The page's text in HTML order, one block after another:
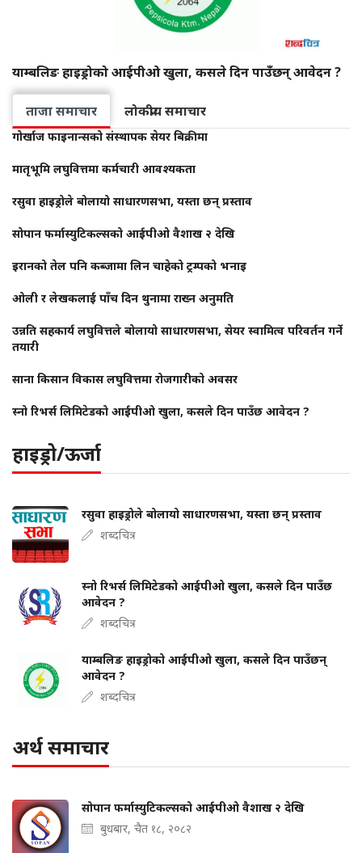
याम्बलिङ हाइड्रोको आईपीओ खुला, कसले दिन पाउँछन् आवेदन ?
ताजा समाचार लोकप्रीय समाचार
गोर्खाज फाइनान्सको संस्थापक सेयर बिक्रीमा
मातृभूमि लघुवित्तमा कर्मचारी आवश्यकता
रसुवा हाइड्रोले बोलायो साधारणसभा, यस्ता छन् प्रस्ताव
सोपान फर्मास्युटिकल्सको आईपीओ वैशाख २ देखि
इरानको तेल पनि कब्जामा लिन चाहेको ट्रम्पको भनाइ
ओली र लेखकलाई पाँच दिन थुनामा राख्न अनुमति
उन्नति सहकार्य लघुवित्तले बोलायो साधारणसभा, सेयर स्वामित्व परिवर्तन गर्ने
तयारी
साना किसान विकास लघुवित्तमा रोजगारीको अवसर
स्नो रिभर्स लिमिटेडको आईपीओ खुला, कसले दिन पाउँछ आवेदन ?
हाइड्रो/ऊर्जा
रसुवा हाइड्रोले बोलायो साधारणसभा, यस्ता छन् प्रस्ताव
शब्दचित्र
स्नो रिभर्स लिमिटेडको आईपीओ खुला, कसले दिन पाउँछ
आवेदन ?
शब्दचित्र
याम्बलिङ हाइड्रोको आईपीओ खुला, कसले दिन पाउँछन्
आवेदन ?
शब्दचित्र
अर्थ समाचार
सोपान फर्मास्युटिकल्सको आईपीओ वैशाख २ देखि
बुधबार, चैत १८, २०८२